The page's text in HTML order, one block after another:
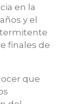
en la
y el
finales de
que